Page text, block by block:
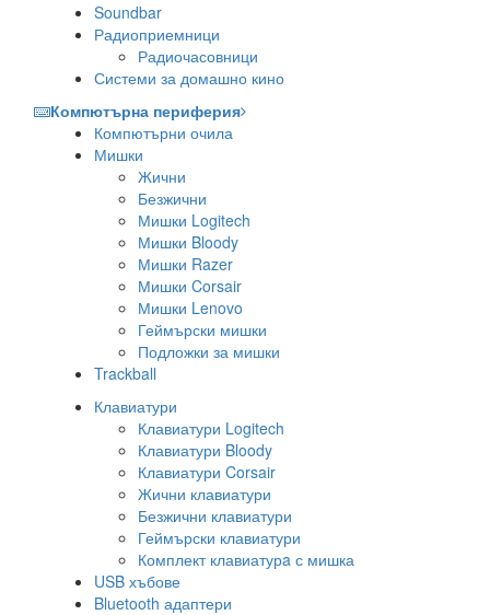
Soundbar
Радиоприемници
Радиочасовници
Системи за домашно кино
Компютърна периферия
Компютърни очила
Мишки
Жични
Безжични
Мишки Logitech
Мишки Bloody
Мишки Razer
Мишки Corsair
Мишки Lenovo
Геймърски мишки
Подложки за мишки
Trackball
Клавиатури
Клавиатури Logitech
Клавиатури Bloody
Клавиатури Corsair
Жични клавиатури
Безжични клавиатури
Геймърски клавиатури
Комплект клавиатурa с мишка
USB хъбове
Bluetooth адаптери